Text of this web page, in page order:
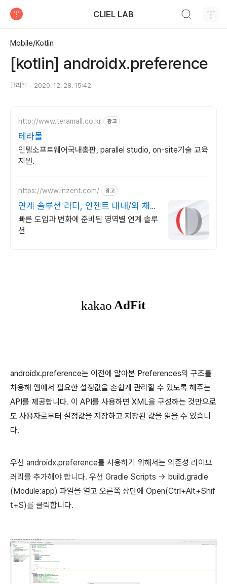
CLIEL LAB
Mobile/Kotlin
[kotlin] androidx.preference
클리엘 2020. 12. 28. 15:42
http://www.teramall.co.kr 광고
테라몰
인텔소프트웨어국내총판, parallel studio, on-site기술 교육
지원.
https://www.inzent.com/ 광고
연계 솔루션 리더, 인젠트 대내/외 채널
맞춤형 연계
빠른 도입과 변화에 준비된 영역별 연계 솔루
션
androidx.preference는 이전에 알아본 Preferences의 구조를
차용해 앱에서 필요한 설정값을 손쉽게 관리할 수 있도록 해주는
API를 제공합니다. 이 API를 사용하면 XML을 구성하는 것만으로
도 사용자로부터 설정값을 저장하고 저장된 값을 읽을 수 있습니
다.
우선 androidx.preference를 사용하기 위해서는 의존성 라이브
러리를 추가해야 합니다. 우선 Gradle Scripts -> build.gradle
(Module:app) 파일을 열고 오른쪽 상단에 Open(Ctrl+Alt+Shif
t+S)를 클릭합니다.